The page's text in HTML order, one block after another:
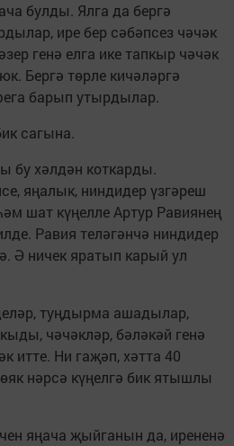
булды. Ялга да бергә
ире бер сәбәпсез чәчәк
генә елга ике тапкыр чәчәк
Бергә төрле кичәләргә
барып утырдылар.
сагына.
бу хәлдән коткарды.
яңалык, ниндидер үзгәреш
шат күңелле Артур Равиянең
Равия теләгәнчә ниндидер
Ә ничек яратып карый ул
туңдырма ашадылар,
чәчәкләр, бәләкәй генә
итте. Ни гаҗәп, хәтта 40
нәрсә күңелгә бик ятышлы
яңача җыйганын да, ирененә